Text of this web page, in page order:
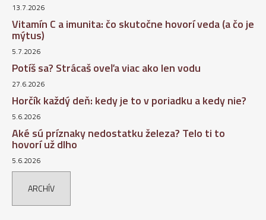
13.7.2026
Vitamín C a imunita: čo skutočne hovorí veda (a čo je
mýtus)
5.7.2026
Potíš sa? Strácaš oveľa viac ako len vodu
27.6.2026
Horčík každý deň: kedy je to v poriadku a kedy nie?
5.6.2026
Aké sú príznaky nedostatku železa? Telo ti to
hovorí už dlho
5.6.2026
ARCHÍV